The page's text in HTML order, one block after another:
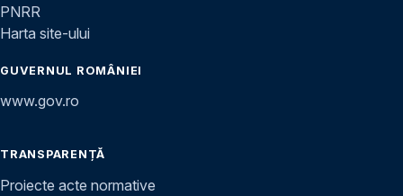
PNRR
Harta site-ului
GUVERNUL ROMÂNIEI
www.gov.ro
TRANSPARENȚĂ
Proiecte acte normative